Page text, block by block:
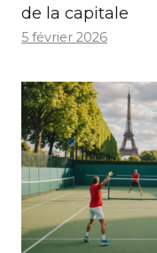
de la capitale
5 février 2026